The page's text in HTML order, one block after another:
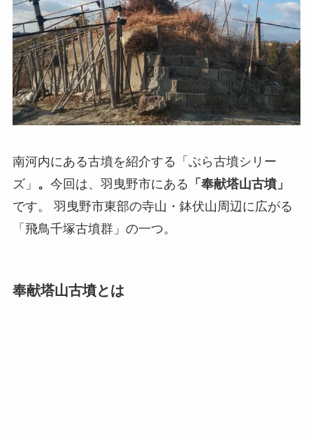
南河内にある古墳を紹介する「ぶら古墳シリー
ズ」 。 今回は、羽曳野市にある 「奉献塔山古墳」
です。 羽曳野市東部の寺山・鉢伏山周辺に広がる
「飛鳥千塚古墳群」の一つ。
奉献塔山古墳とは